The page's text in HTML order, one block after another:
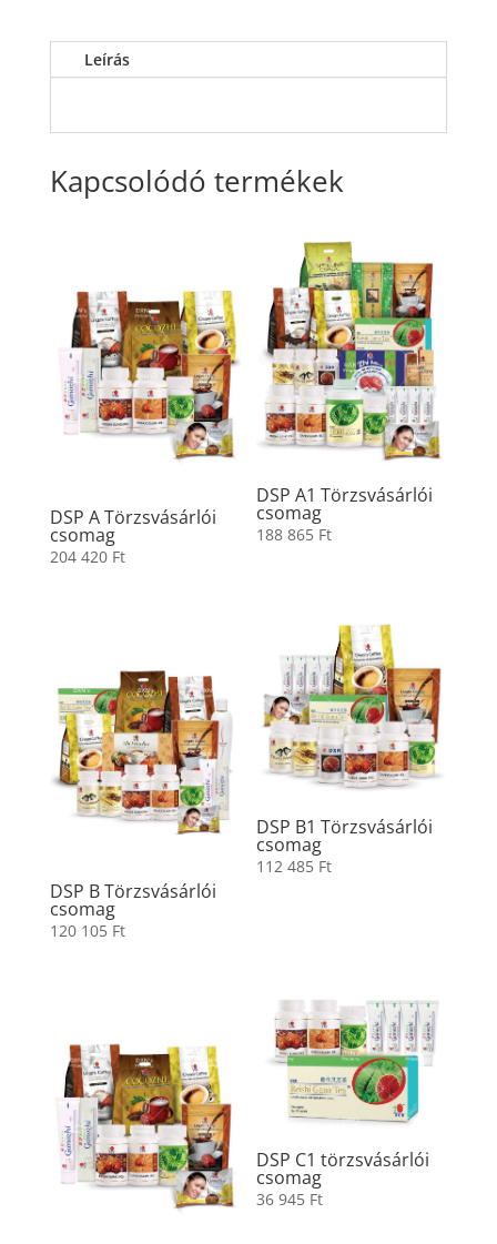
Leírás
Kapcsolódó termékek
DSP A Törzsvásárlói
csomag
204 420 Ft
DSP A1 Törzsvásárlói
csomag
188 865 Ft
DSP B Törzsvásárlói
csomag
120 105 Ft
DSP B1 Törzsvásárlói
csomag
112 485 Ft
DSP C1 törzsvásárlói
csomag
36 945 Ft